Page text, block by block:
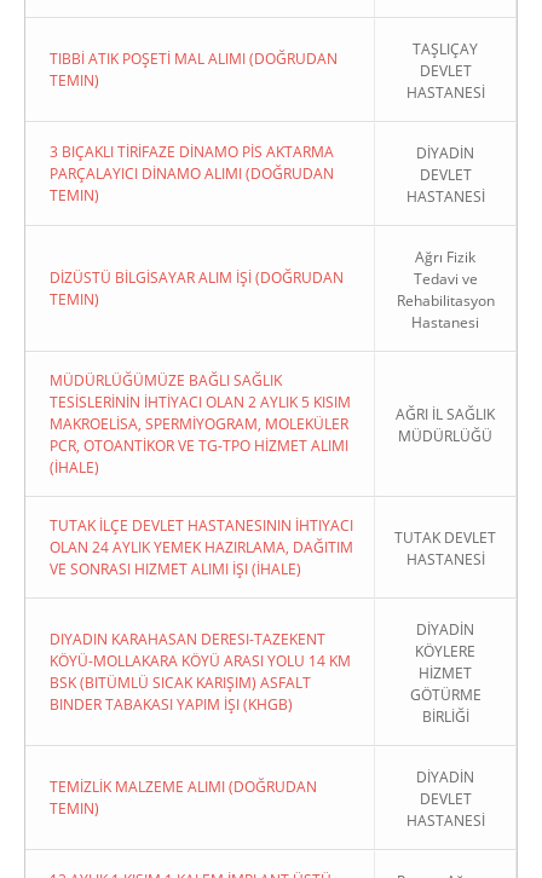
TIBBİ ATIK POŞETİ MAL ALIMI (DOĞRUDAN
TEMIN)
TAŞLIÇAY
DEVLET
HASTANESİ
3 BIÇAKLI TİRİFAZE DİNAMO PİS AKTARMA
PARÇALAYICI DİNAMO ALIMI (DOĞRUDAN
TEMIN)
DİYADİN
DEVLET
HASTANESİ
DİZÜSTÜ BİLGİSAYAR ALIM İŞİ (DOĞRUDAN
TEMIN)
Ağrı Fizik
Tedavi ve
Rehabilitasyon
Hastanesi
MÜDÜRLÜĞÜMÜZE BAĞLI SAĞLIK
TESİSLERİNİN İHTİYACI OLAN 2 AYLIK 5 KISIM
MAKROELİSA, SPERMİYOGRAM, MOLEKÜLER
PCR, OTOANTİKOR VE TG-TPO HİZMET ALIMI
(İHALE)
AĞRI İL SAĞLIK
MÜDÜRLÜĞÜ
TUTAK İLÇE DEVLET HASTANESININ İHTIYACI
OLAN 24 AYLIK YEMEK HAZIRLAMA, DAĞITIM
VE SONRASI HIZMET ALIMI İŞI (İHALE)
TUTAK DEVLET
HASTANESİ
DIYADIN KARAHASAN DERESI-TAZEKENT
KÖYÜ-MOLLAKARA KÖYÜ ARASI YOLU 14 KM
BSK (BITÜMLÜ SICAK KARIŞIM) ASFALT
BINDER TABAKASI YAPIM İŞI (KHGB)
DİYADİN
KÖYLERE
HİZMET
GÖTÜRME
BİRLİĞİ
TEMİZLİK MALZEME ALIMI (DOĞRUDAN
TEMIN)
DİYADİN
DEVLET
HASTANESİ